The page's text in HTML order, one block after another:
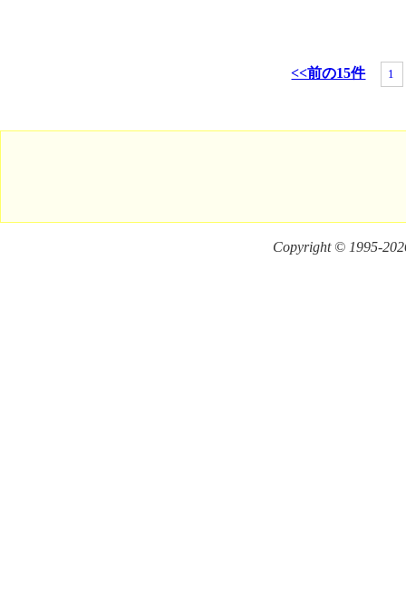
<<前の15件 1
Copyright © 1995-